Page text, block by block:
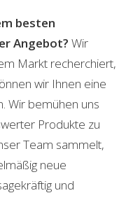
besten
Angebot? Wir
Markt recherchiert,
wir Ihnen eine
Wir bemühen uns
Produkte zu
Team sammelt,
neue
und